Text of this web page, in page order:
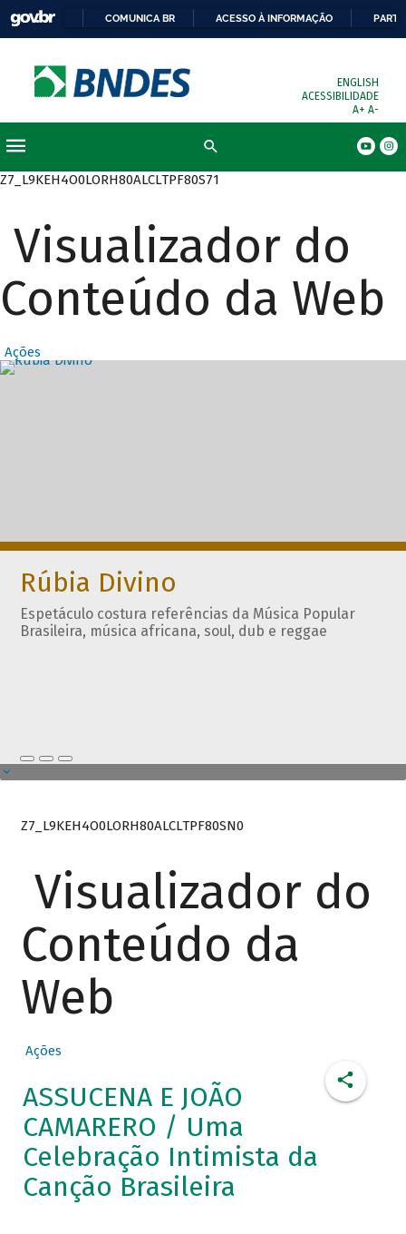
COMUNICA BR ACESSO À INFORMAÇÃO
ENGLISH
ACESSIBILIDADE
A+ A-
Z7_L9KEH4O0LORH80ALCLTPF80S71
Visualizador do
Conteúdo da Web
Ações
Destaques
Rúbia Divino
Espetáculo costura referências da Música Popular
Brasileira, música africana, soul, dub e reggae
Z7_L9KEH4O0LORH80ALCLTPF80SN0
Visualizador do
Conteúdo da
Web
Ações
ASSUCENA E JOÃO
CAMARERO / Uma
Celebração Intimista da
Canção Brasileira